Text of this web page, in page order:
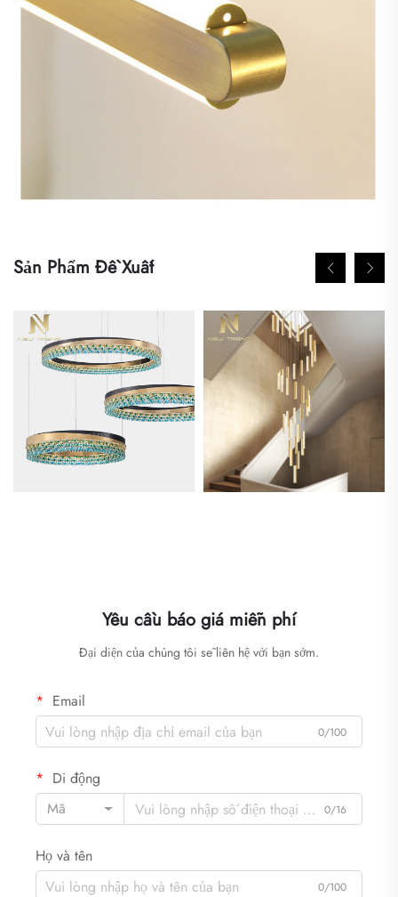
Sản Phẩm Đề Xuất
Yêu cầu báo giá miễn phí
Đại diện của chúng tôi sẽ liên hệ với bạn sớm.
Email
0/100
Di động
Mã
0/16
Họ và tên
0/100